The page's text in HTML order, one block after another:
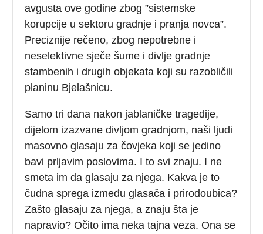
avgusta ove godine zbog ”sistemske
korupcije u sektoru gradnje i pranja novca”.
Preciznije rečeno, zbog nepotrebne i
neselektivne sječe šume i divlje gradnje
stambenih i drugih objekata koji su razobličili
planinu Bjelašnicu.
Samo tri dana nakon jablaničke tragedije,
dijelom izazvane divljom gradnjom, naši ljudi
masovno glasaju za čovjeka koji se jedino
bavi prljavim poslovima. I to svi znaju. I ne
smeta im da glasaju za njega. Kakva je to
čudna sprega između glasača i prirodoubica?
Zašto glasaju za njega, a znaju šta je
napravio? Očito ima neka tajna veza. Ona se